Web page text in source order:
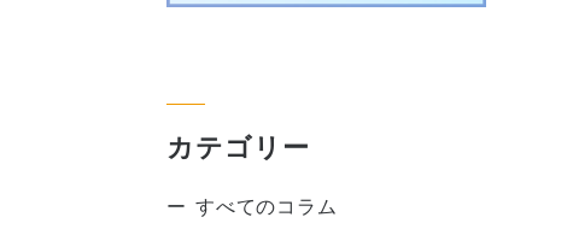
カテゴリー
すべてのコラム